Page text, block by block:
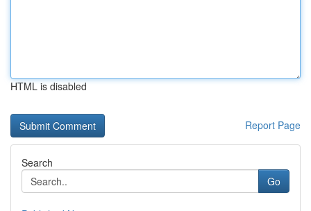
HTML is disabled
Report Page
Search
Go